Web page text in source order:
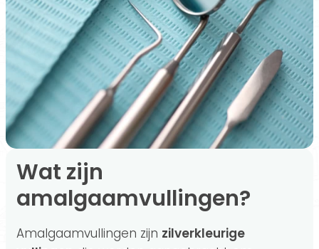
Amalgaamvullingen wel of niet giftig?
Wat zijn
amalgaamvullingen?
Amalgaamvullingen zijn zilverkleurige